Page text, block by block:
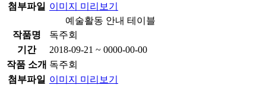
첨부파일 이미지 미리보기
예술활동 안내 테이블
작품명
독주회
기간
2018-09-21 ~ 0000-00-00
작품 소개 독주회
첨부파일 이미지 미리보기